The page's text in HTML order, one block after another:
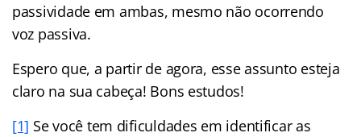
passividade em ambas, mesmo não ocorrendo
voz passiva.
Espero que, a partir de agora, esse assunto esteja
claro na sua cabeça! Bons estudos!
[1] Se você tem dificuldades em identificar as